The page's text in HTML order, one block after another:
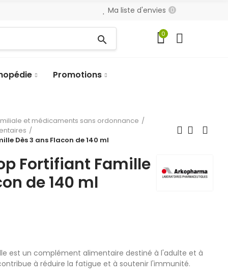
Ma liste d'envies 0
search 0
Promotions
et médicaments sans ordonnance
Dès 3 ans Flacon de 140 ml
Fortifiant Famille
de 140 ml
est un complément alimentaire destiné à l'adulte et à
à réduire la fatigue et à soutenir l'immunité.